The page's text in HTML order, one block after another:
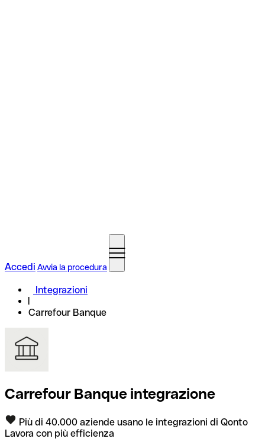
Accedi Avvia la procedura
Integrazioni
Carrefour Banque
Carrefour Banque integrazione
Più di 40.000 aziende usano le integrazioni di Qonto
Lavora con più efficienza